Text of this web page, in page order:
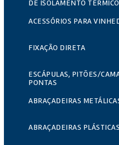
DE ISOLAMENTO
ACESSÓRIOS PARA
FIXAÇÃO DIRETA
ESCÁPULAS, PITÕES/
PONTAS
ABRAÇADEIRAS
ABRAÇADEIRAS PLÁSTICAS